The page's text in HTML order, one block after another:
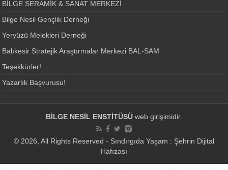
BİLGE SERAMİK & SANAT MERKEZİ
Bilge Nesil Gençlik Derneği
Yeryüzü Melekleri Derneği
Balıkesir Stratejik Araştırmalar Merkezi BAL-SAM
Teşekkürler!
Yazarlık Başvurusu!
BİLGE NESİL ENSTİTÜSÜ web girişimidir.
© 2026, All Rights Reserved - Sındırgıda Yaşam : Şehrin Dijital
Hafızası